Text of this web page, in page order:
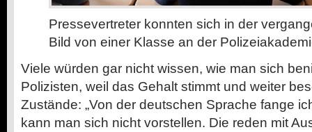
Pressevertreter konnten sich in der
Bild von einer Klasse an der
Viele würden gar nicht wissen, wie man sich
Polizisten, weil das Gehalt stimmt und weiter
Zustände: „Von der deutschen Sprache fange
kann man sich nicht vorstellen. Die reden mit